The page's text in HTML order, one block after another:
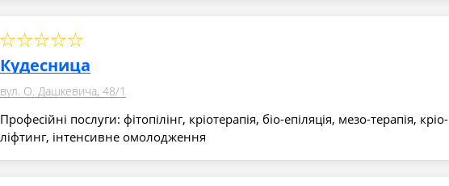
Кудесница
вул. О. Дашкевича, 48/1
Професійні послуги: фітопілінг, кріотерапія, біо-епіляція, мезо-терапія, кріо-
ліфтинг, інтенсивне омолодження